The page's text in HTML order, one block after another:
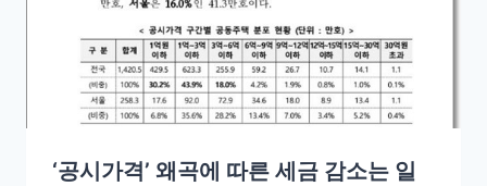
‘공시가격’ 왜곡에 따른 세금 감소는 일